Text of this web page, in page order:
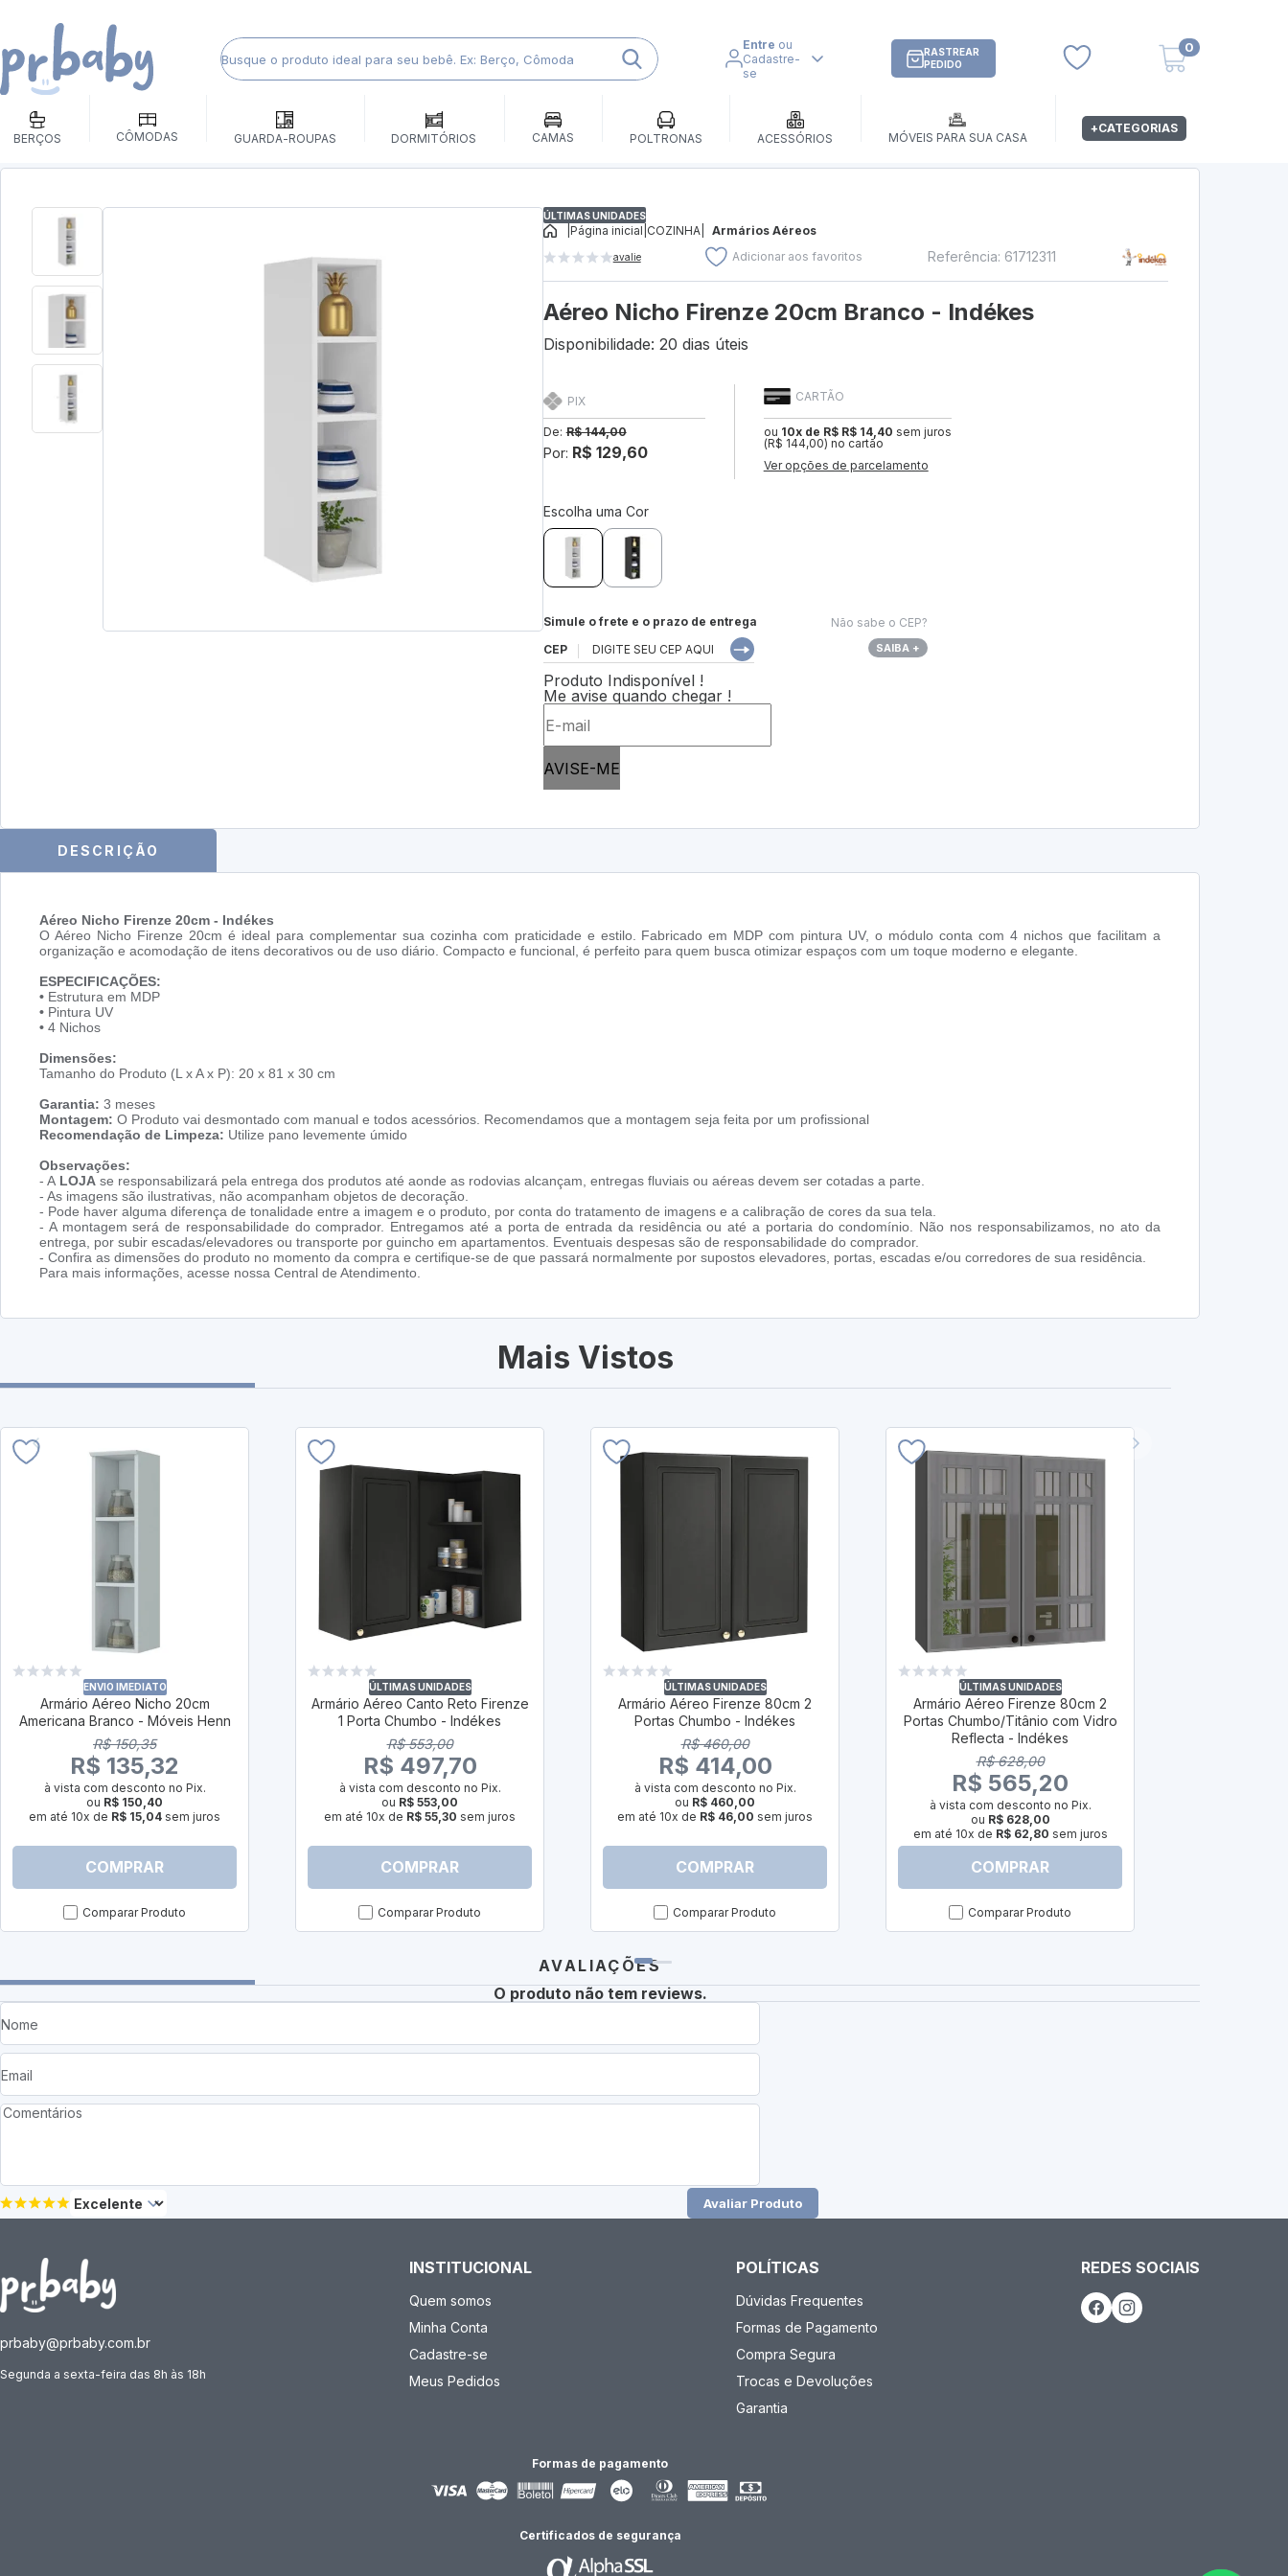
Entre ou
Cadastre-
se
RASTREAR
PEDIDO
0
BERÇOS CÔMODAS GUARDA-ROUPAS DORMITÓRIOS CAMAS POLTRONAS ACESSÓRIOS MÓVEIS PARA SUA CASA
+CATEGORIAS
ÚLTIMAS UNIDADES
Página inicial COZINHA| Armários Aéreos
avalie Adicionar aos favoritos Referência: 61712311
Aéreo Nicho Firenze 20cm Branco - Indékes
Disponibilidade: 20 dias úteis
CARTÃO
ou 10x de R$ R$ 14,40 sem juros
(R$ 144,00) no cartão
Ver opções de parcelamento
PIX
De: R$ 144,00
Por: R$ 129,60
Escolha uma Cor
Simule o frete e o prazo de entrega
CEP
Não sabe o CEP?
SAIBA +
Produto Indisponível !
Me avise quando chegar !
AVISE-ME
DESCRIÇÃO
Aéreo Nicho Firenze 20cm - Indékes
O Aéreo Nicho Firenze 20cm é ideal para complementar sua cozinha com praticidade e estilo. Fabricado em MDP com pintura UV, o módulo conta com 4 nichos que facilitam a
organização e acomodação de itens decorativos ou de uso diário. Compacto e funcional, é perfeito para quem busca otimizar espaços com um toque moderno e elegante.
ESPECIFICAÇÕES:
• Estrutura em MDP
• Pintura UV
• 4 Nichos
Dimensões:
Tamanho do Produto (L x A x P): 20 x 81 x 30 cm
Garantia: 3 meses
Montagem: O Produto vai desmontado com manual e todos acessórios. Recomendamos que a montagem seja feita por um profissional
Recomendação de Limpeza: Utilize pano levemente úmido
Observações:
- A LOJA se responsabilizará pela entrega dos produtos até aonde as rodovias alcançam, entregas fluviais ou aéreas devem ser cotadas a parte.
- As imagens são ilustrativas, não acompanham objetos de decoração.
- Pode haver alguma diferença de tonalidade entre a imagem e o produto, por conta do tratamento de imagens e a calibração de cores da sua tela.
- A montagem será de responsabilidade do comprador. Entregamos até a porta de entrada da residência ou até a portaria do condomínio. Não nos responsabilizamos, no ato da
entrega, por subir escadas/elevadores ou transporte por guincho em apartamentos. Eventuais despesas são de responsabilidade do comprador.
- Confira as dimensões do produto no momento da compra e certifique-se de que passará normalmente por supostos elevadores, portas, escadas e/ou corredores de sua residência.
Para mais informações, acesse nossa Central de Atendimento.
Mais Vistos
ENVIO IMEDIATO
Armário Aéreo Nicho 20cm
Americana Branco - Móveis Henn
R$ 150,35
R$ 135,32
à vista com desconto no Pix.
ou R$ 150,40
em até 10x de R$ 15,04 sem juros
COMPRAR
Comparar Produto
ÚLTIMAS UNIDADES
Armário Aéreo Canto Reto Firenze
1 Porta Chumbo - Indékes
R$ 553,00
R$ 497,70
à vista com desconto no Pix.
ou R$ 553,00
em até 10x de R$ 55,30 sem juros
COMPRAR
Comparar Produto
ÚLTIMAS UNIDADES
Armário Aéreo Firenze 80cm 2
Portas Chumbo - Indékes
R$ 460,00
R$ 414,00
à vista com desconto no Pix.
ou R$ 460,00
em até 10x de R$ 46,00 sem juros
COMPRAR
Comparar Produto
ÚLTIMAS UNIDADES
Armário Aéreo Firenze 80cm 2
Portas Chumbo/Titânio com Vidro
Reflecta - Indékes
R$ 628,00
R$ 565,20
à vista com desconto no Pix.
ou R$ 628,00
em até 10x de R$ 62,80 sem juros
COMPRAR
Comparar Produto
AVALIAÇÕES
O produto não tem reviews.
Avaliar Produto
prbaby@prbaby.com.br
Segunda a sexta-feira das 8h às 18h
INSTITUCIONAL
Quem somos
Minha Conta
Cadastre-se
Meus Pedidos
POLÍTICAS
Dúvidas Frequentes
Formas de Pagamento
Compra Segura
Trocas e Devoluções
Garantia
REDES SOCIAIS
Formas de pagamento
Certificados de segurança